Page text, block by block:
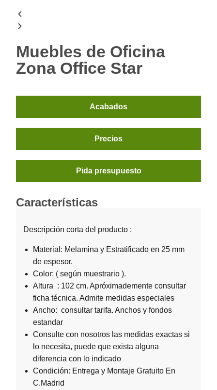
Muebles de Oficina
Zona Office Star
Acabados
Precios
Pida presupuesto
Características
Descripción corta del producto :
Material: Melamina y Estratificado en 25 mm
de espesor.
Color: ( según muestrario ).
Altura : 102 cm. Apróximademente consultar
ficha técnica. Admite medidas especiales
Ancho: consultar tarifa. Anchos y fondos
estandar
Consulte con nosotros las medidas exactas si
lo necesita, puede que exista alguna
diferencia con lo indicado
Condición: Entrega y Montaje Gratuito En
C.Madrid